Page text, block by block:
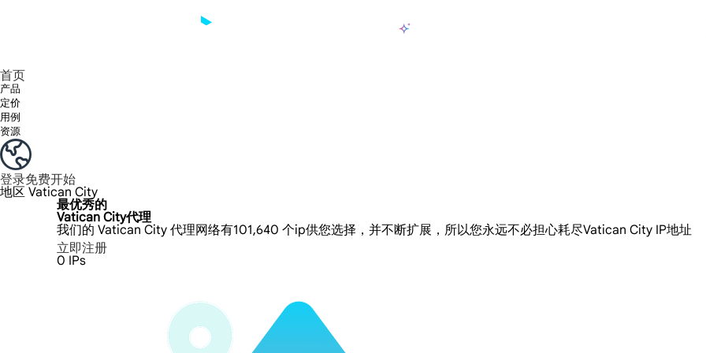
首页
产品
定价
用例
资源
登录免费开始
地区 Vatican City
最优秀的
Vatican City代理
我们的 Vatican City 代理网络有101,640 个ip供您选择，并不断扩展，所以您永远不必担心耗尽Vatican City IP地址
立即注册
0 IPs